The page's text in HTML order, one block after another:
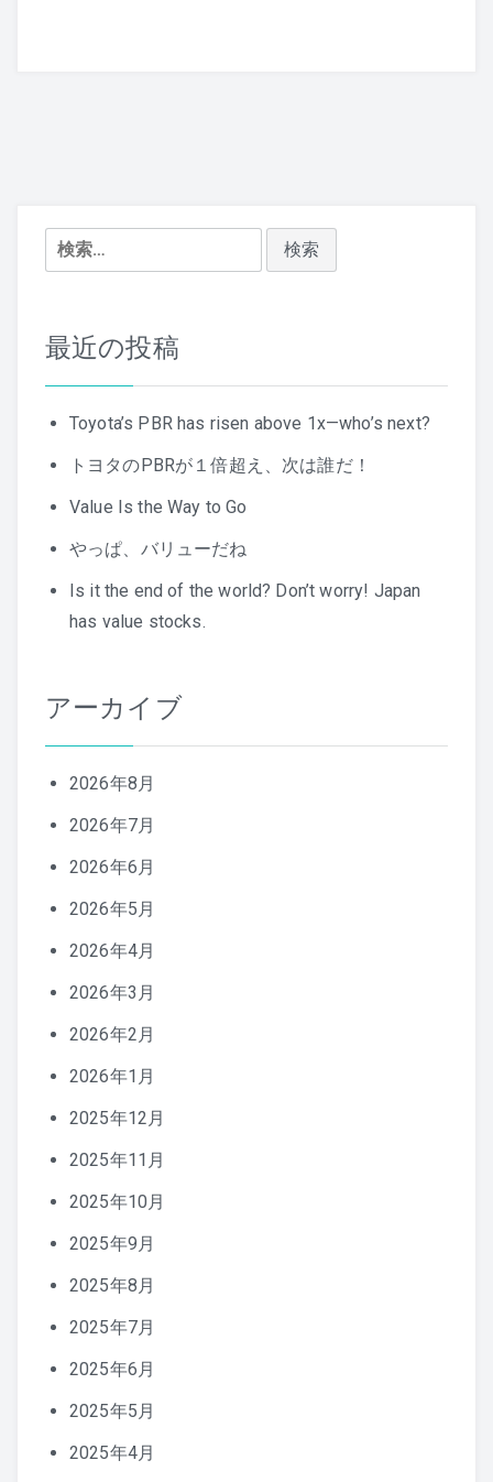
検
索:
最近の投稿
Toyota’s PBR has risen above 1x—who’s next?
トヨタのPBRが１倍超え、次は誰だ！
Value Is the Way to Go
やっぱ、バリューだね
Is it the end of the world? Don’t worry! Japan
has value stocks.
アーカイブ
2026年8月
2026年7月
2026年6月
2026年5月
2026年4月
2026年3月
2026年2月
2026年1月
2025年12月
2025年11月
2025年10月
2025年9月
2025年8月
2025年7月
2025年6月
2025年5月
2025年4月